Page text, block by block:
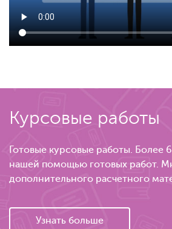
Курсовые работы
Готовые курсовые работы. Более
нашей помощью готовых работ.
дополнительного расчетного
Узнать больше